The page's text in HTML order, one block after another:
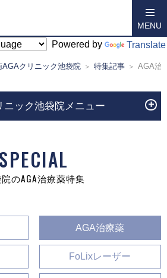
Powered by Translate
MENU
AGAクリニック池袋院 特集記事 AGA治
ニック池袋院メニュー
SPECIAL
のAGA治療薬特集
AGA治療薬
FoLixレーザー